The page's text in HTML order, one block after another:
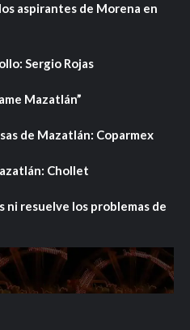
aspirantes de Morena en
Sergio Rojas
Mazatlán”
de Mazatlán: Coparmex
Chollet
resuelve los problemas de